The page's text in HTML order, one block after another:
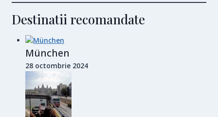
Destinatii recomandate
München
28 octombrie 2024